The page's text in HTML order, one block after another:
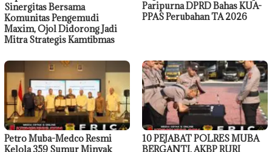
Sinergitas Bersama
Komunitas Pengemudi
Maxim, Ojol Didorong Jadi
Mitra Strategis Kamtibmas
Paripurna DPRD Bahas KUA-
PPAS Perubahan TA 2026
Petro Muba-Medco Resmi
Kelola 359 Sumur Minyak
10 PEJABAT POLRES MUBA
BERGANTI, AKBP RURI